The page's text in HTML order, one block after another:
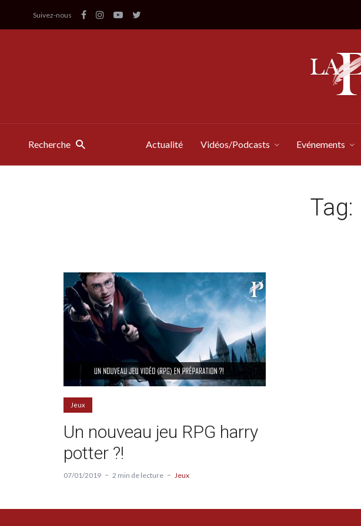
Suivez-nous
Recherche Actualité Vidéos/Podcasts Evénements
Tag:
Jeux
Un nouveau jeu RPG harry
potter ?!
07/01/2019 2 min de lecture Jeux